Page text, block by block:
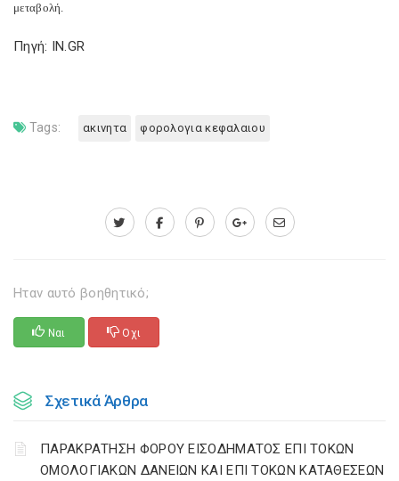
μεταβολή.
Πηγή: IN.GR
Tags: ακινητα φορολογια κεφαλαιου
Ηταν αυτό βοηθητικό;
Ναι Οχι
Σχετικά Άρθρα
ΠΑΡΑΚΡΑΤΗΣΗ ΦΟΡΟΥ ΕΙΣΟΔΗΜΑΤΟΣ ΕΠΙ ΤΟΚΩΝ
ΟΜΟΛΟΓΙΑΚΩΝ ΔΑΝΕΙΩΝ ΚΑΙ ΕΠΙ ΤΟΚΩΝ ΚΑΤΑΘΕΣΕΩΝ